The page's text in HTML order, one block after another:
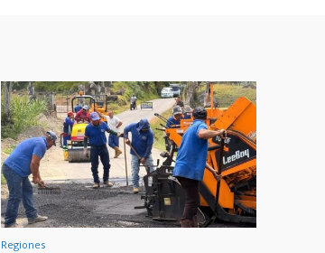
Regiones